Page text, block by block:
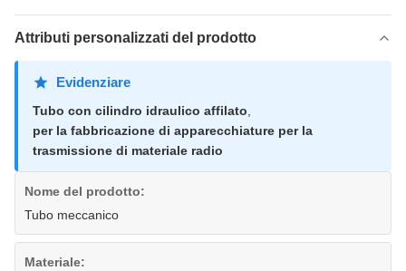
Attributi personalizzati del prodotto
Evidenziare
Tubo con cilindro idraulico affilato,
per la fabbricazione di apparecchiature per la
trasmissione di materiale radio
Nome del prodotto:
Tubo meccanico
Materiale: